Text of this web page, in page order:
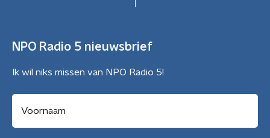
NPO Radio 5 nieuwsbrief
Ik wil niks missen van NPO Radio 5!